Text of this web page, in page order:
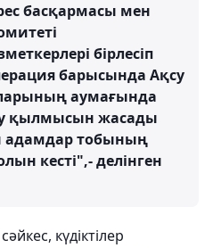
басқармасы мен
бірлесіп
барысында Ақсу
аумағында
қылмысын жасады
адамдар тобының
кесті",- делінген
күдіктілер